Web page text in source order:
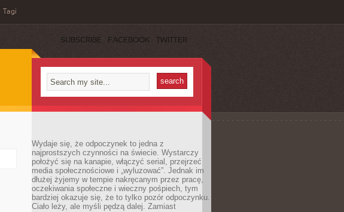
Tagi
SUBSCRIBE FACEBOOK TWITTER
Wydaje się, że odpoczynek to jedna z
najprostszych czynności na świecie. Wystarczy
położyć się na kanapie, włączyć serial, przejrzeć
media społecznościowe i „wyluzować”. Jednak im
dłużej żyjemy w tempie nakręcanym przez pracę,
oczekiwania społeczne i wieczny pośpiech, tym
bardziej okazuje się, że to tylko pozór odpoczynku.
Ciało leży, ale myśli pędzą dalej. Zamiast